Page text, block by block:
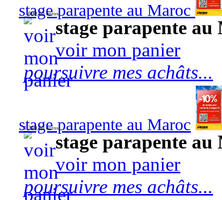
stage parapente au Maroc
690,00 euros
stage parapente
voir mon panier
poursuivre mes achâts...
stage parapente au Maroc
1 240,00 euros
stage parapente au
voir mon panier
poursuivre mes achâts...